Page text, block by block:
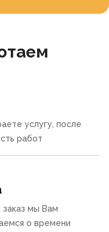
услугу, после
работ
мы Вам
о времени